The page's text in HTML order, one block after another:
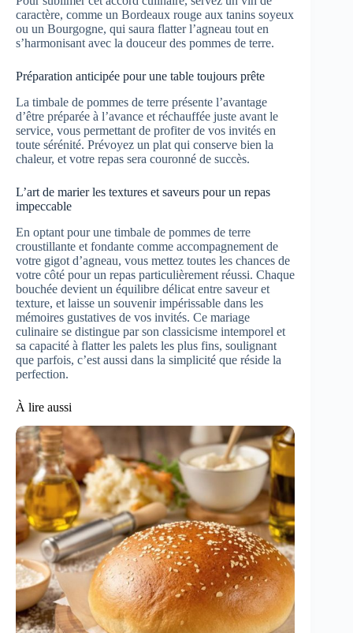
caractère, comme un Bordeaux rouge aux tanins soyeux
ou un Bourgogne, qui saura flatter l’agneau tout en
s’harmonisant avec la douceur des pommes de terre.
Préparation anticipée pour une table toujours prête
La timbale de pommes de terre présente l’avantage
d’être préparée à l’avance et réchauffée juste avant le
service, vous permettant de profiter de vos invités en
toute sérénité. Prévoyez un plat qui conserve bien la
chaleur, et votre repas sera couronné de succès.
L’art de marier les textures et saveurs pour un repas
impeccable
En optant pour une timbale de pommes de terre
croustillante et fondante comme accompagnement de
votre gigot d’agneau, vous mettez toutes les chances de
votre côté pour un repas particulièrement réussi. Chaque
bouchée devient un équilibre délicat entre saveur et
texture, et laisse un souvenir impérissable dans les
mémoires gustatives de vos invités. Ce mariage
culinaire se distingue par son classicisme intemporel et
sa capacité à flatter les palets les plus fins, soulignant
que parfois, c’est aussi dans la simplicité que réside la
perfection.
À lire aussi